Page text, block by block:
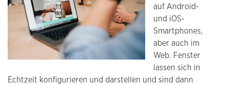
auf Android-
und iOS-
Smartphones,
aber auch im
Web. Fenster
lassen sich in
Echtzeit konfigurieren und darstellen und sind dann